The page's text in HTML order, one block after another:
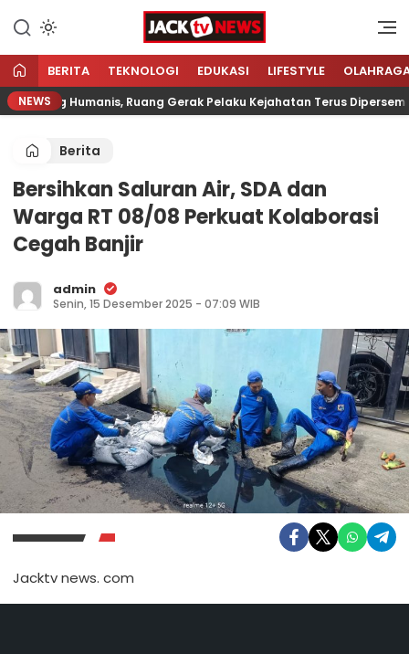
konten
Jacktvnews.com
Sumber Referensi Terpercaya
BERITA TEKNOLOGI EDUKASI LIFESTYLE
NEWSHumanis, Ruang Gerak Pelaku Kejahatan Terus Dipersempit
Berita
Bersihkan Saluran Air, SDA dan
Warga RT 08/08 Perkuat Kolaborasi
Cegah Banjir
admin
Senin, 15 Desember 2025 - 07:09 WIB
Jacktv news. com